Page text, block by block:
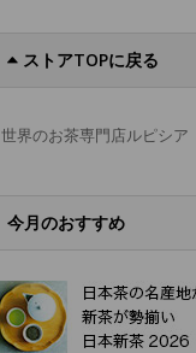
ストアTOPに戻る
世界のお茶専門店ルピシア
今月のおすすめ